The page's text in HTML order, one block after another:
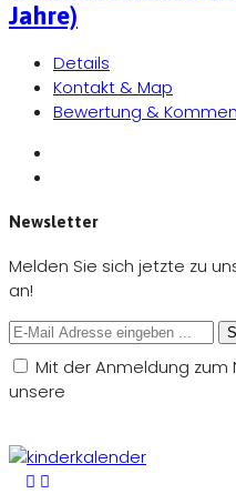
Jahre)
Details
Kontakt & Map
Bewertung &
Newsletter
Melden Sie sich jetzte zu
an!
Mit der Anmeldung
unsere